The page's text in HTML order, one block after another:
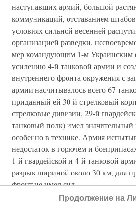
наступавших армий, большой
коммуникаций, отставанием
условиях сильной весенней
организацией разведки,
мер командующим 1-м Украинским
усилению 4-й танковой армии и
внутреннего фронта окружения с
армии насчитывалось всего 67
приданный ей 30-й стрелковый
стрелковые дивизии, 29-й
танковый полк) имел значительный
особенно в технике. Армия
недостаток в горючем и
1-й гвардейской и 4-й танковой
разрыв шириной около 30 км, для
фронт не имел сил.
Как уже отмечалось, командующий
Продолжение на